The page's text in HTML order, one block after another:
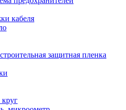
кабеля
защитная пленка